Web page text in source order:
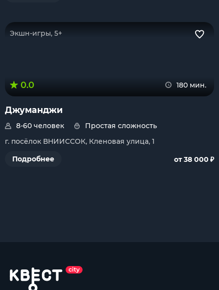
Экшн-игры, 5+
0.0 180 мин.
Джуманджи
8-60 человек
Простая сложность
г. посёлок ВНИИССОК, Кленовая улица, 1
Подробнее
от 38 000 ₽